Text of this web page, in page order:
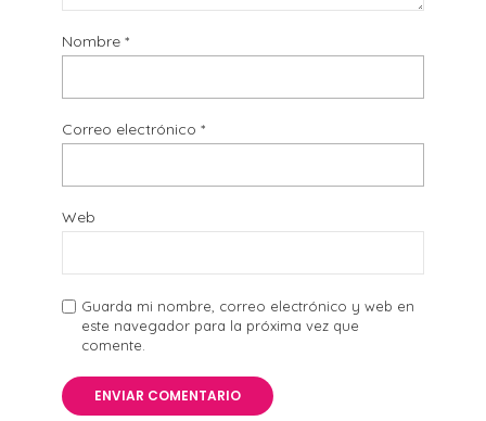
Nombre *
Correo electrónico *
Web
Guarda mi nombre, correo electrónico y web en
este navegador para la próxima vez que
comente.